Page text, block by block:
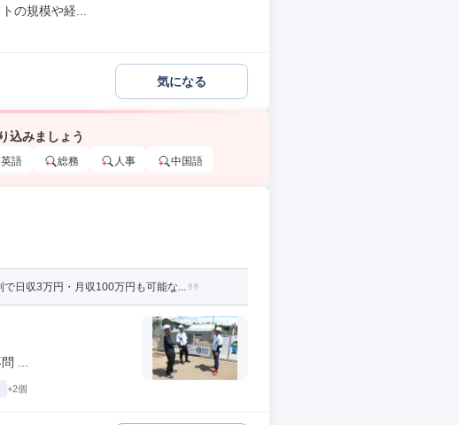
の規模や経...
気になる
込みましょう
英語 総務 人事 中国語
日収3万円・月収100万円も可能な...
...
+2個